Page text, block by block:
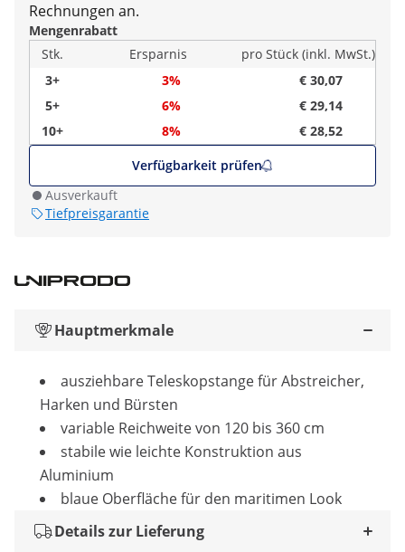
Rechnungen an.
Mengenrabatt
Stk.
Ersparnis
pro Stück (inkl. MwSt.)
3+
3%
€ 30,07
5+
6%
€ 29,14
10+
8%
€ 28,52
Verfügbarkeit prüfen
Ausverkauft
Tiefpreisgarantie
Hauptmerkmale
ausziehbare Teleskopstange für Abstreicher,
Harken und Bürsten
variable Reichweite von 120 bis 360 cm
stabile wie leichte Konstruktion aus
Aluminium
blaue Oberfläche für den maritimen Look
Details zur Lieferung